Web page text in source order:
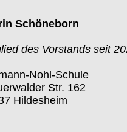
Schöneborn
des Vorstands seit
Nohl-Schule
Str. 162
Hildesheim